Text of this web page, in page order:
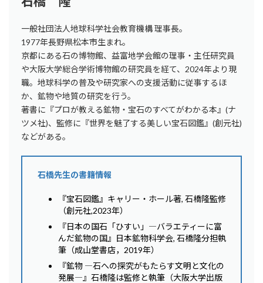
一般社団法人地球科学社会教育機構 理事長。
1977年長野県松本市生まれ。
京都にある石の博物館、益富地学会館の理事・主任研究員
や大阪大学総合学術博物館の研究員を経て、2024年より現
職。地球科学の普及や研究家への支援活動に従事するほ
か、鉱物や地質の研究を行う。
著書に『プロが教える鉱物・宝石のすべてがわかる本』(ナ
ツメ社)、監修に『世界を魅了する美しい宝石図鑑』(創元社)
などがある。
石橋先生の書籍情報
『宝石図鑑』キャリー・ホール著, 石橋隆監修
（創元社,2023年）
『日本の国石「ひすい」―バラエティーに富
んだ鉱物の国』日本鉱物科学会, 石橋隆分担執
筆（成山堂書店，2019年）
『鉱物 ―石への探究がもたらす文明と文化の
発展―』石橋隆は監修と執筆（大阪大学出版